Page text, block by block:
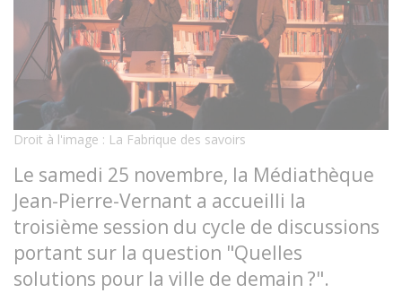
Droit à l'image : La Fabrique des savoirs
Le samedi 25 novembre, la Médiathèque
Jean-Pierre-Vernant a accueilli la
troisième session du cycle de discussions
portant sur la question "Quelles
solutions pour la ville de demain ?".